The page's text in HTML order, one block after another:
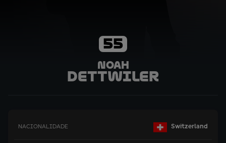
55
Noah
Dettwiler
NACIONALIDADE Switzerland